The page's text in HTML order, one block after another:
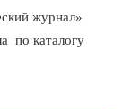
журнал»
по каталогу